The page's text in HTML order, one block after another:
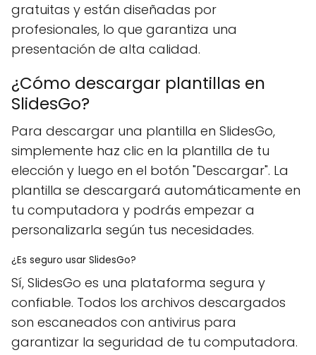
gratuitas y están diseñadas por
profesionales, lo que garantiza una
presentación de alta calidad.
¿Cómo descargar plantillas en
SlidesGo?
Para descargar una plantilla en SlidesGo,
simplemente haz clic en la plantilla de tu
elección y luego en el botón "Descargar". La
plantilla se descargará automáticamente en
tu computadora y podrás empezar a
personalizarla según tus necesidades.
¿Es seguro usar SlidesGo?
Sí, SlidesGo es una plataforma segura y
confiable. Todos los archivos descargados
son escaneados con antivirus para
garantizar la seguridad de tu computadora.